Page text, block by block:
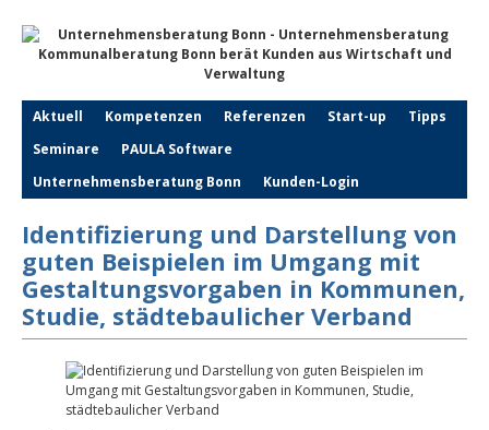
Aktuell Kompetenzen Referenzen Start-up
Tipps
Seminare
PAULA Software
Unternehmensberatung Bonn
Kunden-Login
Identifizierung und Darstellung von
guten Beispielen im Umgang mit
Gestaltungsvorgaben in Kommunen,
Studie, städtebaulicher Verband